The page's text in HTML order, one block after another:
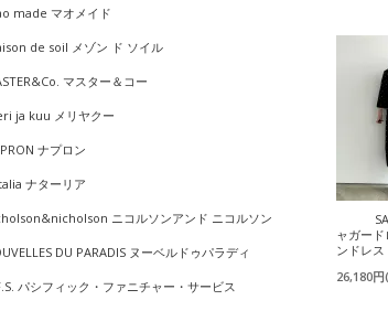
made マオメイド
de soil メゾン ド ソイル
マスター＆コー
ja kuu メリヤクー
ナプロン
ナターリア
ニコルソンアンド ニコルソン
DU PARADIS ヌーベルドゥパラディ
パシフィック・ファニチャー・サービス
ャガー
ンドレス
26,180